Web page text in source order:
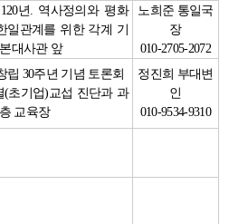
120년. 역사정의와 평화
일관계를 위한 각계 기
대사관 앞
노희준 통일국
장
010-2705-2072
립 30주년 기념 토론회
(초기업)교섭 진단과 과
교육장
정진희 부대변
인
010-9534-9310